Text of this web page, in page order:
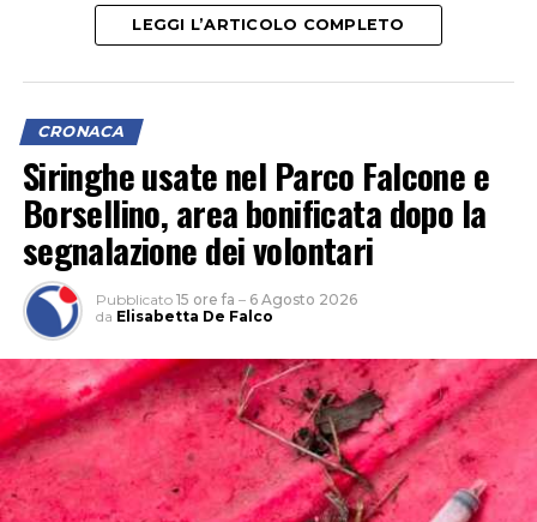
tecnici da parte di personale specializzato dei
Carabinieri del R.I.S. di Roma, per determinare l’esatta
arrivato l’elicottero antincendio del corpo che sta
INCENDIO
LEGGI L’ARTICOLO COMPLETO
CRONACA
Siringhe usate nel Parco Falcone e
Borsellino, area bonificata dopo la
segnalazione dei volontari
Pubblicato 15 ore fa – 6 Agosto 2026
da Elisabetta De Falco